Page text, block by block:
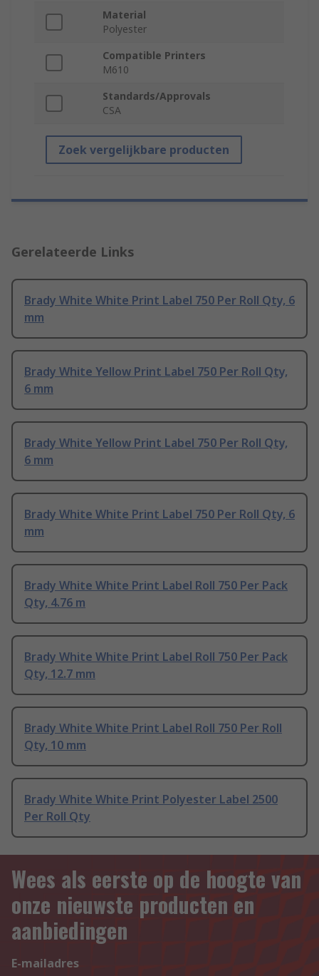
Material
Polyester
Compatible Printers
M610
Standards/Approvals
CSA
Zoek vergelijkbare producten
Gerelateerde Links
Brady White White Print Label 750 Per Roll Qty, 6
mm
Brady White Yellow Print Label 750 Per Roll Qty,
6 mm
Brady White Yellow Print Label 750 Per Roll Qty,
6 mm
Brady White White Print Label 750 Per Roll Qty, 6
mm
Brady White White Print Label Roll 750 Per Pack
Qty, 4.76 m
Brady White White Print Label Roll 750 Per Pack
Qty, 12.7 mm
Brady White White Print Label Roll 750 Per Roll
Qty, 10 mm
Brady White White Print Polyester Label 2500
Per Roll Qty
Wees als eerste op de hoogte van
onze nieuwste producten en
aanbiedingen
E-mailadres